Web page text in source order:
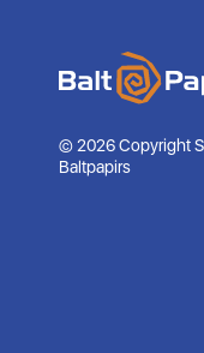
© 2026 Copyright
Baltpapirs